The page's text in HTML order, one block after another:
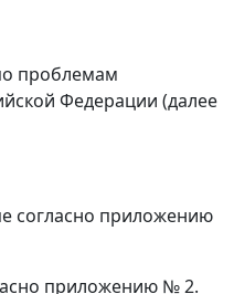
проблемам
Федерации (далее
согласно приложению
приложению № 2.